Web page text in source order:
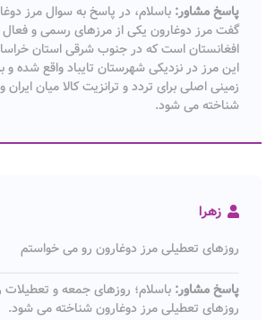
پاسخ مشاور: باسلام، در پاسخ به سوال مرز
گفت مرز دوغارون یکی از مرزهای رسمی و فعال
افغانستان است که در جنوب شرقی استان
این مرز در نزدیکی شهرستان تایباد واقع شده و
زمینی اصلی برای تردد و ترانزیت کالا میان ایران
شناخته می شود.
زهرا
روزهای تعطیلی مرز دوغارون رو می خواستم
پاسخ مشاور: باسلام؛ روزهای جمعه و
روزهای تعطیلی مرز دوغارون شناخته می شود.